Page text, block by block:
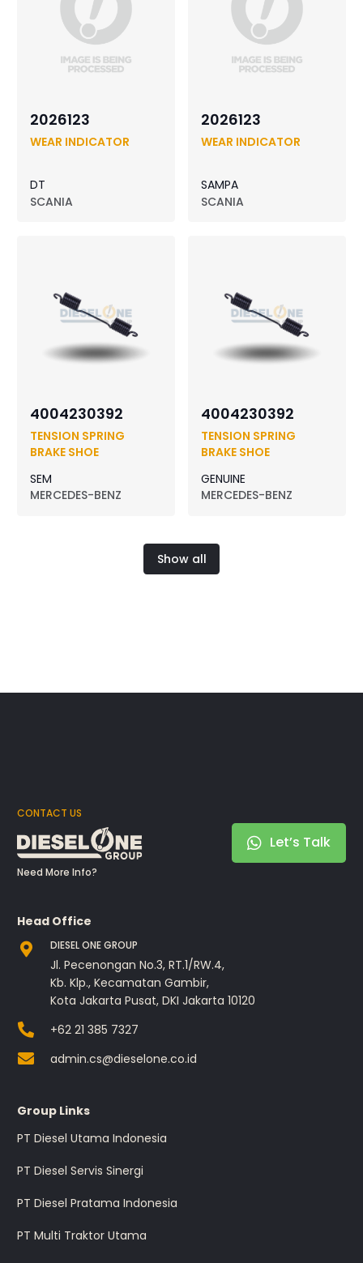
2026123
WEAR INDICATOR
DT
SCANIA
2026123
WEAR INDICATOR
SAMPA
SCANIA
4004230392
TENSION SPRING
BRAKE SHOE
SEM
MERCEDES-BENZ
4004230392
TENSION SPRING
BRAKE SHOE
GENUINE
MERCEDES-BENZ
Show all
CONTACT US
Need More Info?
Let’s Talk
Head Office
DIESEL ONE GROUP
Jl. Pecenongan No.3, RT.1/RW.4,
Kb. Klp., Kecamatan Gambir,
Kota Jakarta Pusat, DKI Jakarta 10120
+62 21 385 7327
admin.cs@dieselone.co.id
Group Links
PT Diesel Utama Indonesia
PT Diesel Servis Sinergi
PT Diesel Pratama Indonesia
PT Multi Traktor Utama